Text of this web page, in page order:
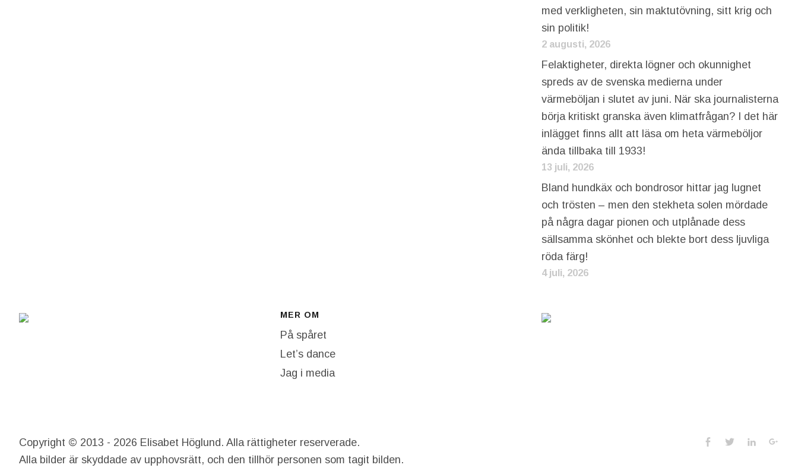
med verkligheten, sin maktutövning, sitt krig och
sin politik!
2 augusti, 2026
Felaktigheter, direkta lögner och okunnighet
spreds av de svenska medierna under
värmeböljan i slutet av juni. När ska journalisterna
börja kritiskt granska även klimatfrågan? I det här
inlägget finns allt att läsa om heta värmeböljor
ända tillbaka till 1933!
13 juli, 2026
Bland hundkäx och bondrosor hittar jag lugnet
och trösten – men den stekheta solen mördade
på några dagar pionen och utplånade dess
sällsamma skönhet och blekte bort dess ljuvliga
röda färg!
4 juli, 2026
MER OM
På spåret
Let’s dance
Jag i media
Social
Facebook
TwitterLinkedIn
Copyright © 2013 - 2026 Elisabet Höglund. Alla rättigheter reserverade.
Alla bilder är skyddade av upphovsrätt, och den tillhör personen som tagit bilden.